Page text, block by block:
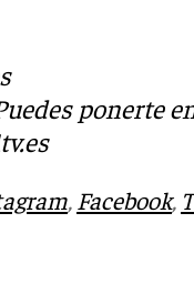
ponerte
, Facebook,